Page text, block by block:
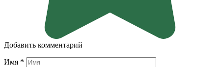
Добавить комментарий
Имя *